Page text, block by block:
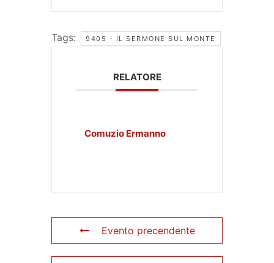
Tags: 9405 - IL SERMONE SUL MONTE
RELATORE
Comuzio Ermanno
Evento precendente